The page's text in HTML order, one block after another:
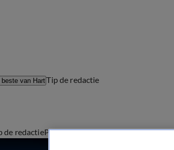
beste van HartTip de redactie
de redactiePanelVideo's